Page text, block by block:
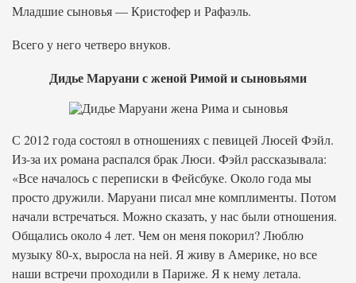
Младшие сыновья — Кристофер и Рафаэль.
Всего у него четверо внуков.
Дидье Маруани с женой Римой и сыновьями
С 2012 года состоял в отношениях с певицей Люсей Фэйл.
Из-за их романа распался брак Люси. Фэйл рассказывала:
«Все началось с переписки в Фейсбуке. Около года мы
просто дружили. Маруани писал мне комплименты. Потом
начали встречаться. Можно сказать, у нас были отношения.
Общались около 4 лет. Чем он меня покорил? Люблю
музыку 80-х, выросла на ней. Я живу в Америке, но все
наши встречи проходили в Париже. Я к нему летала.